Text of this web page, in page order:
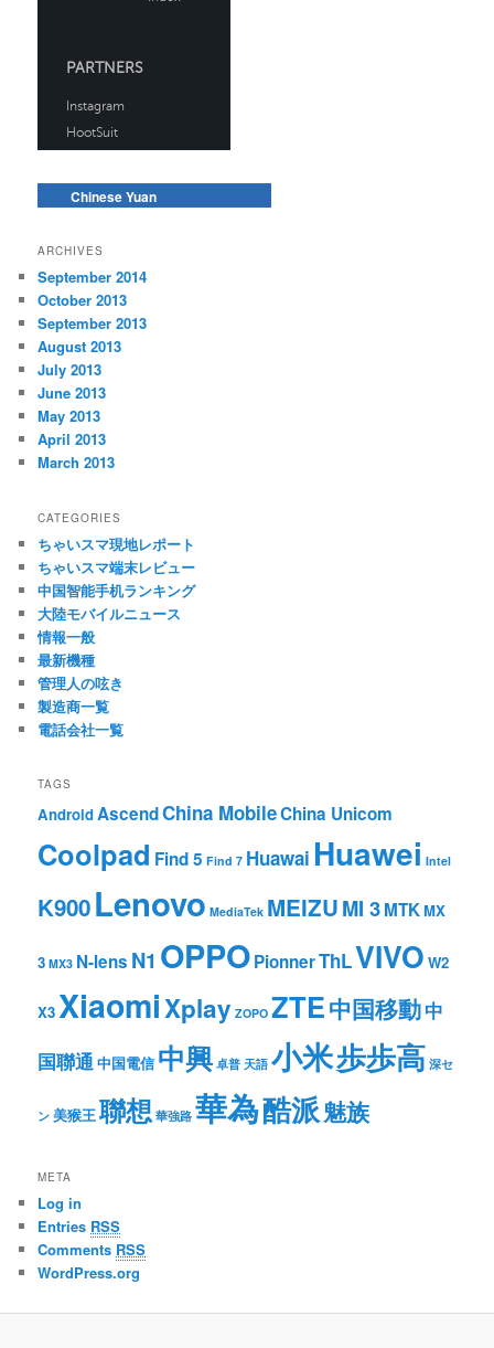
Chinese Yuan
ARCHIVES
September 2014
October 2013
September 2013
August 2013
July 2013
June 2013
May 2013
April 2013
March 2013
CATEGORIES
ちゃいスマ現地レポート
ちゃいスマ端末レビュー
中国智能手机ランキング
大陸モバイルニュース
情報一般
最新機種
管理人の呟き
製造商一覧
電話会社一覧
TAGS
AndroidAscendChina MobileChina Unicom
Coolpad Find 5 Find 7 Huawai Huawei Intel
K900Lenovo MediaTek MEIZUMI 3MTKMX
3 MX3 N-lens N1 OPPOPionnerThLVIVO W2
X3XiaomiXplay ZOPO ZTE中国移動中
国聯通中国電信 中興 卓普 天語 小米歩歩高 深セ
ン 美猴王聯想 華強路 華為酷派魅族
META
Log in
Entries RSS
Comments RSS
WordPress.org